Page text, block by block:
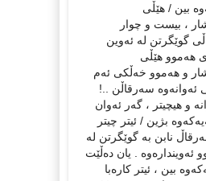
بین / هێڵی
، بیست و چوار
گوێگرتن لە ئەوین
هەموو هێڵی
و هەموو خەڵکی ئەم
سەرقاڵن ..!
و هیچیتر ، گەر ئەوان
بژین / ئیتر چیتر
نابن بە گوێگرتن لە
ئەویندارەوە . یان دەڵێت
بین ، ئیتر کارەبا